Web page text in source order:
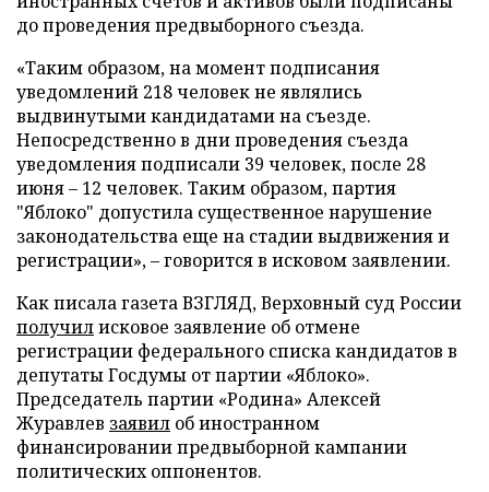
до проведения предвыборного съезда.
«Таким образом, на момент подписания
уведомлений 218 человек не являлись
выдвинутыми кандидатами на съезде.
Непосредственно в дни проведения съезда
уведомления подписали 39 человек, после 28
июня – 12 человек. Таким образом, партия
"Яблоко" допустила существенное нарушение
законодательства еще на стадии выдвижения и
регистрации», – говорится в исковом заявлении.
Как писала газета ВЗГЛЯД, Верховный суд России
получилисковое заявление об отмене
регистрации федерального списка кандидатов в
депутаты Госдумы от партии «Яблоко».
Председатель партии «Родина» Алексей
Журавлев заявил об иностранном
финансировании предвыборной кампании
политических оппонентов.